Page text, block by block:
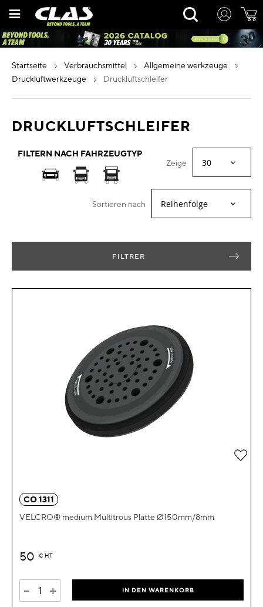
Inhalt
Rechercher
startseite verbrauchsmittel
allgemeine werkzeuge
druckluftwerkzeuge
druckluftschleifer
DRUCKLUFTSCHLEIFER
FILTERN NACH FAHRZEUGTYP
Zeige
Sortieren nach
FILTRER
CO 1311
VELCRO® medium Multitrous Platte Ø150mm/8mm
50 € HT
- + IN DEN WARENKORB
Zur